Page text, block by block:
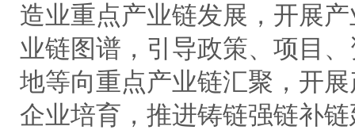
造业重点产业链发展，开展
业链图谱，引导政策、项目
地等向重点产业链汇聚，开
企业培育，推进铸链强链补